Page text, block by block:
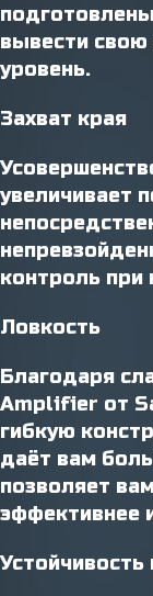
вывести свою
уровень.
Захват края
увеличивает
контроль
Ловкость
Благодаря
Amplifier от
гибкую
даёт вам
позволяет
эффективнее
Устойчивость